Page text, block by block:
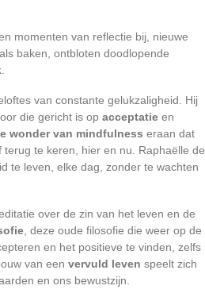
momenten van reflectie bij, nieuwe
baken, ontbloten doodlopende
van constante gelukzaligheid. Hij
die gericht is op acceptatie en
wonder van mindfulness eraan dat
te keren, hier en nu. Raphaëlle de
te leven, elke dag, zonder te wachten
over de zin van het leven en de
, deze oude filosofie die weer op de
en het positieve te vinden, zelfs
van een vervuld leven speelt zich
en ons bewustzijn.